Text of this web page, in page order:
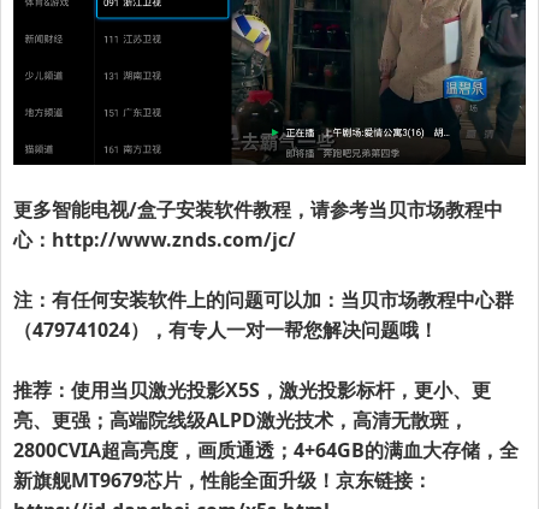
更多智能电视/盒子安装软件教程，请参考当贝市场教程中
心： http://www.znds.com/jc/
注：有任何安装软件上的问题可以加： 当贝市场教程中心群
（479741024），有专人一对一帮您解决问题哦！
推荐：使用当贝激光投影X5S，激光投影标杆，更小、更
亮、更强；高端院线级ALPD激光技术，高清无散斑，
2800CVIA超高亮度，画质通透；4+64GB的满血大存储，全
新旗舰MT9679芯片，性能全面升级！京东链接：